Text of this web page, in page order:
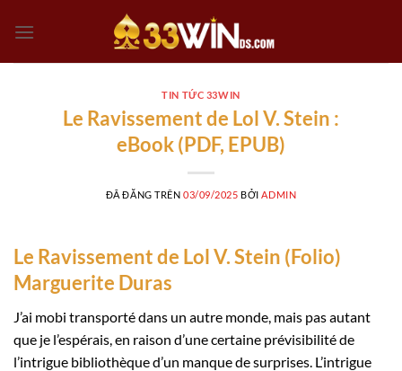
đến
TIN TỨC 33WIN
Le Ravissement de Lol V. Stein :
eBook (PDF, EPUB)
ĐÃ ĐĂNG TRÊN03/09/2025 BỞI ADMIN
Le Ravissement de Lol V. Stein (Folio)
Marguerite Duras
J’ai mobi transporté dans un autre monde, mais pas autant
que je l’espérais, en raison d’une certaine prévisibilité de
l’intrigue bibliothèque d’un manque de surprises. L’intrigue